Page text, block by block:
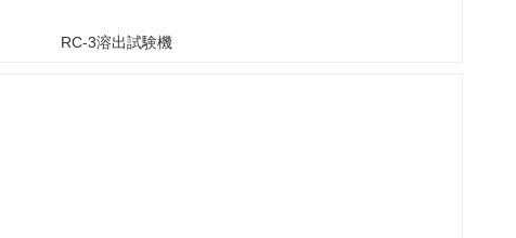
RC-3溶出試験機